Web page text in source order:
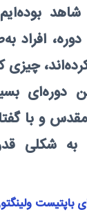
افراد
چیزی
دوره‌ای
و با
شکلی
باپتیست